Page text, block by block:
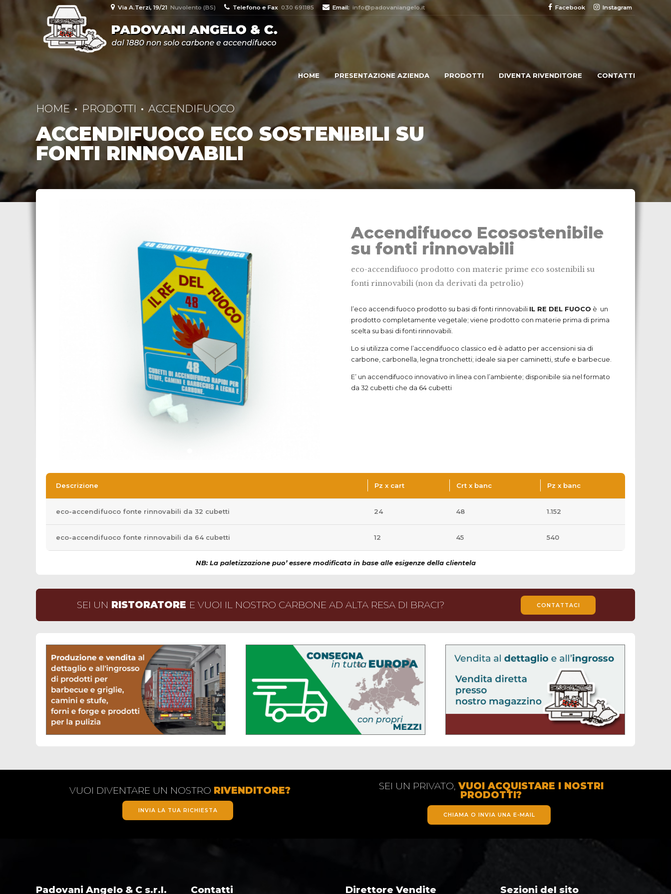
Via A.Terzi, 19/21 Nuvolento (BS) Telefono e Fax 030 691185 Email: info@padovaniangelo.it Facebook Instagram
HOME PRESENTAZIONE AZIENDA PRODOTTI DIVENTA RIVENDITORE CONTATTI
HOME PRODOTTI ACCENDIFUOCO
ACCENDIFUOCO ECO SOSTENIBILI SU
FONTI RINNOVABILI
Accendifuoco Ecosostenibile
su fonti rinnovabili
eco-accendifuoco prodotto con materie prime eco sostenibili su
fonti rinnovabili (non da derivati da petrolio)
l’eco accendi fuoco prodotto su basi di fonti rinnovabili IL RE DEL FUOCO è un
prodotto completamente vegetale; viene prodotto con materie prima di prima
scelta su basi di fonti rinnovabili.
Lo si utilizza come l’accendifuoco classico ed è adatto per accensioni sia di
carbone, carbonella, legna tronchetti; ideale sia per caminetti, stufe e barbecue.
E’ un accendifuoco innovativo in linea con l’ambiente; disponibile sia nel formato
da 32 cubetti che da 64 cubetti
Descrizione Pz x cart Crt x banc Pz x banc
eco-accendifuoco fonte rinnovabili da 32 cubetti 24 48 1.152
eco-accendifuoco fonte rinnovabili da 64 cubetti 12 45 540
NB: La paletizzazione puo’ essere modificata in base alle esigenze della clientela
SEI UN RISTORATORE E VUOI IL NOSTRO CARBONE AD ALTA RESA DI BRACI? CONTATTACI
VUOI DIVENTARE UN NOSTRO RIVENDITORE?
INVIA LA TUA RICHIESTA
SEI UN PRIVATO,VUOI ACQUISTARE I NOSTRI
PRODOTTI?
CHIAMA O INVIA UNA E-MAIL
Padovani Angelo & C s.r.l. Contatti Direttore Vendite Sezioni del sito